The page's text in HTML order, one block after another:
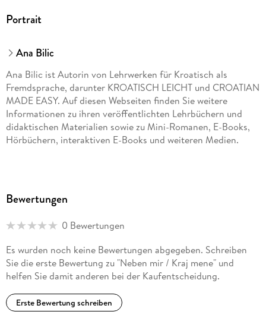
Portrait
Ana Bilic
Ana Bilic ist Autorin von Lehrwerken für Kroatisch als
Fremdsprache, darunter KROATISCH LEICHT und CROATIAN
MADE EASY. Auf diesen Webseiten finden Sie weitere
Informationen zu ihren veröffentlichten Lehrbüchern und
didaktischen Materialien sowie zu Mini-Romanen, E-Books,
Hörbüchern, interaktiven E-Books und weiteren Medien.
Bewertungen
0 Bewertungen
Es wurden noch keine Bewertungen abgegeben. Schreiben
Sie die erste Bewertung zu "Neben mir / Kraj mene" und
helfen Sie damit anderen bei der Kaufentscheidung.
Erste Bewertung schreiben